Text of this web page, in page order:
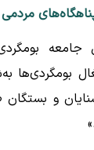
جامعه
بومگردی‌ها
و بستگان